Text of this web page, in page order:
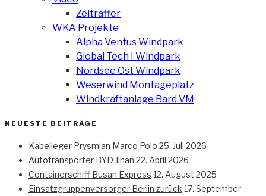
Zeitraffer
WKA Projekte
Alpha Ventus Windpark
Global Tech I Windpark
Nordsee Ost Windpark
Weserwind Montageplatz
Windkraftanlage Bard VM
NEUESTE BEITRÄGE
Kabelleger Prysmian Marco Polo 25. Juli 2026
Autotransporter BYD Jinan 22. April 2026
Containerschiff Busan Express 12. August 2025
Einsatzgruppenversorger Berlin zurück 17. September